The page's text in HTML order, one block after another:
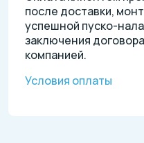
после доставки,
успешной пуско-
заключения
компанией.
Условия оплаты